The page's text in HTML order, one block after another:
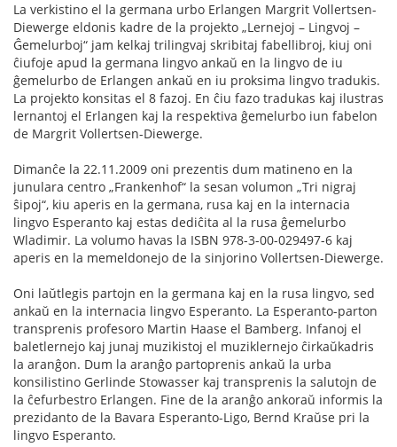
La verkistino el la germana urbo Erlangen Margrit Vollertsen-
Diewerge eldonis kadre de la projekto „Lernejoj – Lingvoj –
Ĝemelurboj“ jam kelkaj trilingvaj skribitaj fabellibroj, kiuj oni
ĉiufoje apud la germana lingvo ankaŭ en la lingvo de iu
ĝemelurbo de Erlangen ankaŭ en iu proksima lingvo tradukis.
La projekto konsitas el 8 fazoj. En ĉiu fazo tradukas kaj ilustras
lernantoj el Erlangen kaj la respektiva ĝemelurbo iun fabelon
de Margrit Vollertsen-Diewerge.
Dimanĉe la 22.11.2009 oni prezentis dum matineno en la
junulara centro „Frankenhof“ la sesan volumon „Tri nigraj
ŝipoj“, kiu aperis en la germana, rusa kaj en la internacia
lingvo Esperanto kaj estas dediĉita al la rusa ĝemelurbo
Wladimir. La volumo havas la ISBN 978-3-00-029497-6 kaj
aperis en la memeldonejo de la sinjorino Vollertsen-Diewerge.
Oni laŭtlegis partojn en la germana kaj en la rusa lingvo, sed
ankaŭ en la internacia lingvo Esperanto. La Esperanto-parton
transprenis profesoro Martin Haase el Bamberg. Infanoj el
baletlernejo kaj junaj muzikistoj el muziklernejo ĉirkaŭkadris
la aranĝon. Dum la aranĝo partoprenis ankaŭ la urba
konsilistino Gerlinde Stowasser kaj transprenis la salutojn de
la ĉefurbestro Erlangen. Fine de la aranĝo ankoraŭ informis la
prezidanto de la Bavara Esperanto-Ligo, Bernd Kraŭse pri la
lingvo Esperanto.